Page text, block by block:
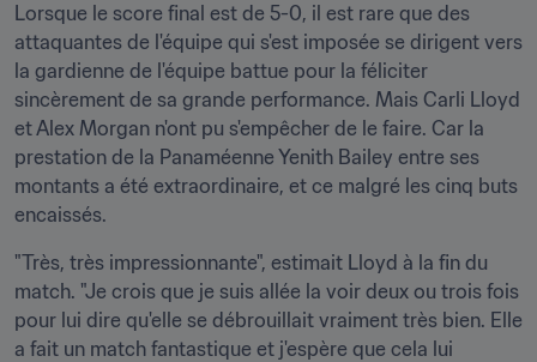
Lorsque le score final est de 5-0, il est rare que des
attaquantes de l'équipe qui s'est imposée se dirigent vers
la gardienne de l'équipe battue pour la féliciter
sincèrement de sa grande performance. Mais Carli Lloyd
et Alex Morgan n'ont pu s'empêcher de le faire. Car la
prestation de la Panaméenne Yenith Bailey entre ses
montants a été extraordinaire, et ce malgré les cinq buts
encaissés.
"Très, très impressionnante", estimait Lloyd à la fin du
match. "Je crois que je suis allée la voir deux ou trois fois
pour lui dire qu'elle se débrouillait vraiment très bien. Elle
a fait un match fantastique et j'espère que cela lui